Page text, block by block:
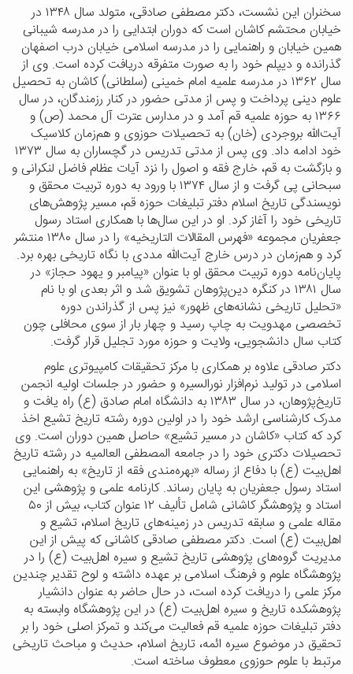
سخنران این نشست، دکتر مصطفی صادقی، متولد سال ۱۳۴۸ در
خیابان محتشم کاشان است که دوران ابتدایی را در مدرسه شیبانی
همین خیابان و راهنمایی را در مدرسه اسلامی خیابان درب اصفهان
گذرانده و دیپلم خود را به صورت متفرقه دریافت کرده است. وی از
سال ۱۳۶۲ در مدرسه علمیه امام خمینی (سلطانی) کاشان به تحصیل
علوم دینی پرداخت و پس از مدتی حضور در کنار رزمندگان، در سال
۱۳۶۶به حوزه علمیه قم آمد و در مدارس عترت آل محمد (ص) و
آیت‌الله بروجردی (خان) به تحصیلات حوزوی و هم‌زمان کلاسیک
خود ادامه داد. وی پس از مدتی تدریس در گچساران به سال ۱۳۷۳
و بازگشت به قم، خارج فقه و اصول را نزد آیات عظام فاضل لنکرانی و
سبحانی پی گرفت و از سال ۱۳۷۴با ورود به دوره تربیت محقق و
نویسندگی تاریخ اسلام دفتر تبلیغات حوزه قم، مسیر پژوهش‌های
تاریخی خود را آغاز کرد. او در این سال‌ها با همکاری استاد رسول
جعفریان مجموعه «فهرس المقالات التاریخیه» را در سال ۱۳۸۰منتشر
کرد و هم‌زمان در درس خارج آیت‌الله مددی با نگاه تاریخی بهره برد.
پایان‌نامه دوره تربیت محقق او با عنوان «پیامبر و یهود حجاز» در
سال ۱۳۸۱ در کنگره دین‌پژوهان تشویق شد و اثر بعدی او با نام
«تحلیل تاریخی نشانه‌های ظهور» نیز پس از گذراندن دوره
تخصصی مهدویت به چاپ رسید و چهار بار از سوی محافلی چون
کتاب سال دانشجویی، ولایت و حوزه مورد تجلیل قرار گرفت.
دکتر صادقی علاوه بر همکاری با مرکز تحقیقات کامپیوتری علوم
اسلامی در تولید نرم‌افزار نورالسیره و حضور در جلسات اولیه انجمن
تاریخ‌پژوهان، در سال ۱۳۸۳به دانشگاه امام صادق (ع) راه یافت و
مدرک کارشناسی ارشد خود را در اولین دوره رشته تاریخ تشیع اخذ
کرد که کتاب «کاشان در مسیر تشیع» حاصل همین دوران است. وی
تحصیلات دکتری خود را در جامعه المصطفی العالمیه در رشته تاریخ
اهل‌بیت (ع) با دفاع از رساله «بهره‌مندی فقه از تاریخ» به راهنمایی
استاد رسول جعفریان به پایان رساند. کارنامه علمی و پژوهشی این
استاد و پژوهشگر کاشانی شامل تألیف ۱۲عنوان کتاب، بیش از۵۰
مقاله علمی و سابقه تدریس در زمینه‌های تاریخ اسلام، تشیع و
اهل‌بیت (ع) است. دکتر مصطفی صادقی کاشانی که پیش از این
مدیریت گروه‌های پژوهشی تاریخ تشیع و سیره اهل‌بیت (ع) را در
پژوهشگاه علوم و فرهنگ اسلامی بر عهده داشته و لوح تقدیر چندین
مرکز علمی را دریافت کرده است، در حال حاضر به عنوان دانشیار
پژوهشکده تاریخ و سیره اهل‌بیت (ع) در این پژوهشگاه وابسته به
دفتر تبلیغات حوزه علمیه قم فعالیت می‌کند و تمرکز اصلی خود را بر
تحقیق در موضوع سیره ائمه، تاریخ اسلام، حدیث و مباحث تاریخی
مرتبط با علوم حوزوی معطوف ساخته است.